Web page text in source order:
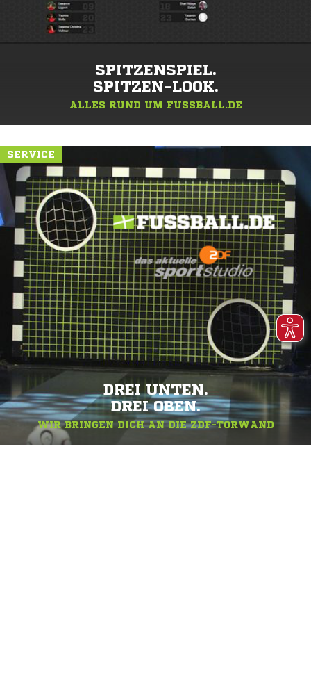
SPITZENSPIEL.
SPITZEN-LOOK.
ALLES RUND UM FUSSBALL.DE
SERVICE
DREI UNTEN.
DREI OBEN.
WIR BRINGEN DICH AN DIE ZDF-TORWAND